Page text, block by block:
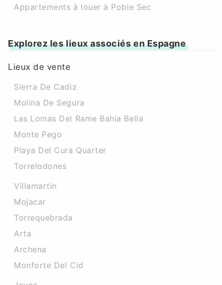
Appartements à louer à Poble Sec
Explorez les lieux associés en Espagne
Lieux de vente
Sierra De Cadiz
Molina De Segura
Las Lomas Del Rame Bahia Bella
Monte Pego
Playa Del Cura Quarter
Torrelodones
Villamartin
Mojacar
Torrequebrada
Arta
Archena
Monforte Del Cid